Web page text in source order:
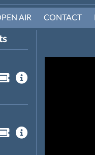
AIR CONTACT